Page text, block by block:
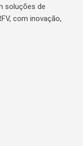
soluções de
com inovação,